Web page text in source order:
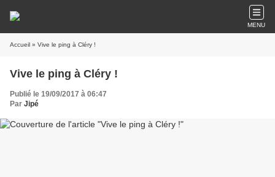
MENU
Accueil » Vive le ping à Cléry !
Vive le ping à Cléry !
Publié le 19/09/2017 à 06:47
Par Jipé